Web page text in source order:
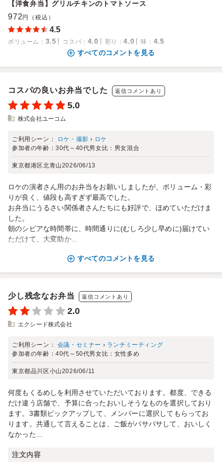
【洋食弁当】グリルチキンのトマトソース
972 円（税込）
4.5
ボリューム ： 3.5 コスパ ： 4.0 彩り ：4.0 味 ： 4.5
すべてのコメントを見る
コスパの良いお弁当でした 返信コメントあり
5.0
株式会社ユーコム
ご利用シーン： ロケ・撮影 › ロケ
参加者の年齢：30代～40代男女比： 男女混合
東京都港区北青山2026/06/13
ロケの演者さん用のお弁当をお願いしましたが、ボリューム・彩
りが良く、値段も高すぎず最高でした。
お弁当にうるさい関係者さんたちにも好評で、ほめていただけま
した。
朝のシビアな時間帯に、時間通りに(むしろ少し早めに)届けてい
ただけて、大変助か...
すべてのコメントを見る
少し残念なお弁当 返信コメントあり
2.0
エクシード株式会社
ご利用シーン： 会議・セミナー › ランチミーティング
参加者の年齢：40代～50代男女比： 女性多め
東京都品川区小山2026/06/11
何度もくるめしを利用させていただいております。都度、できる
だけ違う店舗で、予算に合ったおいしそうなものを選択しており
ます。3書類ピックアップして、メンバーに選択してもらってお
ります。共通して言えることは、ご飯がパサパサして、おいしく
なかった...
注文内容